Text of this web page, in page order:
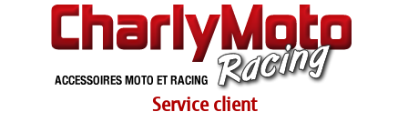
Service client